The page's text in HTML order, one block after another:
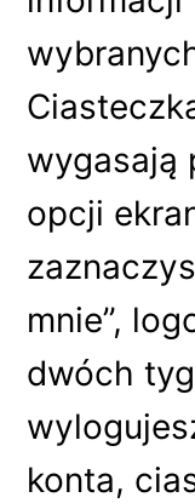
wygasają
opcji
mnie”,
dwóch
konta,